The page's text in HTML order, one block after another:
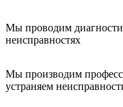
Мы проводим
неисправностях
Мы производим
устраняем